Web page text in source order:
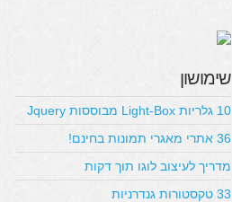
שימושון
10 גלריות Light-Box מבוססות Jquery
36 אתרי מאגרי תמונות בחינם!
מדריך לעיצוב לוגו תוך דקות
33 טקסטורות גנדרניות